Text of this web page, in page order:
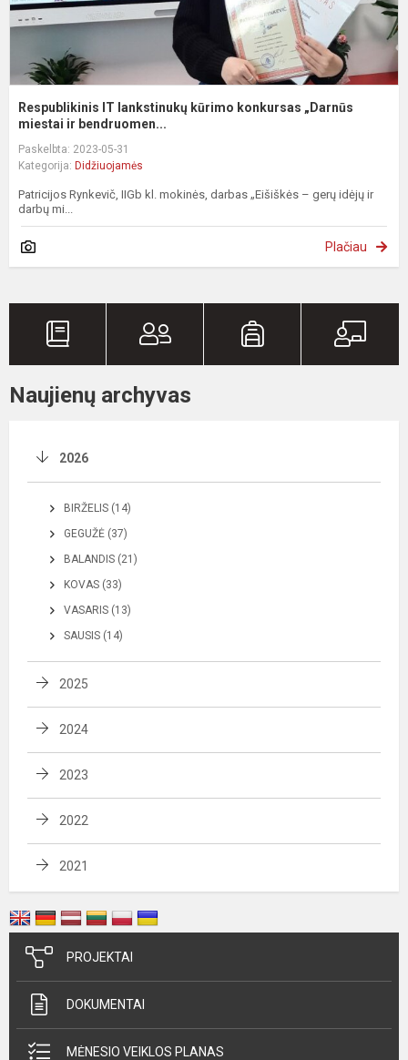
Respublikinis IT lankstinukų kūrimo konkursas „Darnūs
miestai ir bendruomen...
Paskelbta: 2023-05-31
Kategorija: Didžiuojamės
Patricijos Rynkevič, IIGb kl. mokinės, darbas „Eišiškės – gerų idėjų ir
darbų mi...
Plačiau
Naujienų archyvas
2026
BIRŽELIS (14)
GEGUŽĖ (37)
BALANDIS (21)
KOVAS (33)
VASARIS (13)
SAUSIS (14)
2025
2024
2023
2022
2021
PROJEKTAI
DOKUMENTAI
MĖNESIO VEIKLOS PLANAS